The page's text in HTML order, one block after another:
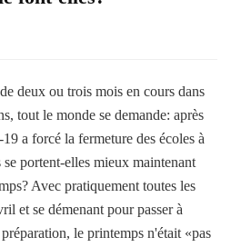
deux ou trois mois en cours dans
tout le monde se demande: après
a forcé la fermeture des écoles à
portent-elles mieux maintenant
Avec pratiquement toutes les
et se démenant pour passer à
le printemps n'était «pas